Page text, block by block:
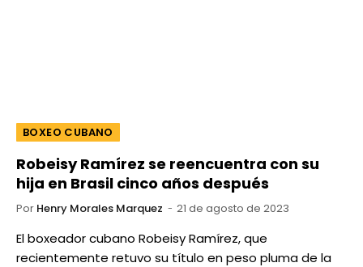
BOXEO CUBANO
Robeisy Ramírez se reencuentra con su
hija en Brasil cinco años después
Por Henry Morales Marquez 21 de agosto de 2023
El boxeador cubano Robeisy Ramírez, que
recientemente retuvo su título en peso pluma de la